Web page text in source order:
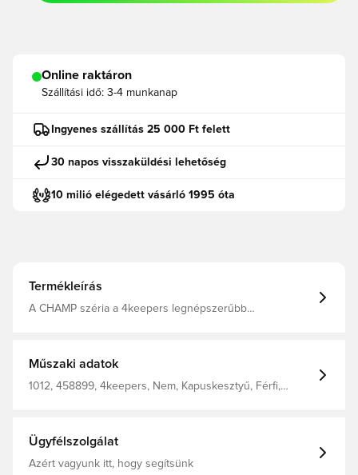
Online raktáron
Szállítási idő: 3-4 munkanap
Ingyenes szállítás 25 000 Ft felett
30 napos visszaküldési lehetőség
10 milió elégedett vásárló 1995 óta
Termékleírás
A CHAMP széria a 4keepers legnépszerűbb
felszerelést igényelnek, megbízhatóságot, biztos fogást
között. Jacquard Mesh háló 8 mm-es habbal Rugalmas
Műszaki adatok
1012, 458899, 4keepers, Nem, Kapuskesztyű, Férfi,
Ügyfélszolgálat
Azért vagyunk itt, hogy segítsünk